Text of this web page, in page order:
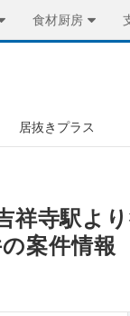
食材厨房
居抜きプラス
祥寺駅よ
案件情報